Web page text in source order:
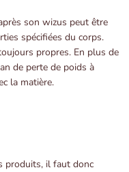
son wizus peut être
spécifiées du corps.
propres. En plus de
de perte de poids à
la matière.
produits, il faut donc